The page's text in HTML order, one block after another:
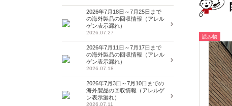
読み物
2026年7月18日～7月25日まで
の海外製品の回収情報（アレル
ゲン表示漏れ）
2026.07.27
2026年7月11日～7月17日まで
の海外製品の回収情報（アレル
ゲン表示漏れ）
2026.07.18
2026年7月3日～7月10日までの
海外製品の回収情報（アレルゲ
ン表示漏れ）
2026.07.11